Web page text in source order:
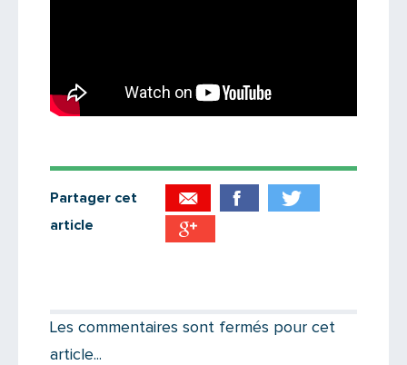
Partager cet
article
Les commentaires sont fermés pour cet
article...